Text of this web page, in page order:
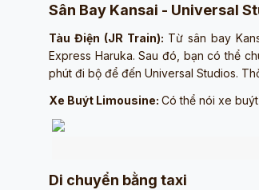
Sân Bay Kansai - Universal
Tàu Điện (JR Train): Từ sân bay
Express Haruka. Sau đó, bạn có thể
phút đi bộ để đến Universal Studios.
Xe Buýt Limousine: Có thể nói xe
Di chuyển bằng taxi